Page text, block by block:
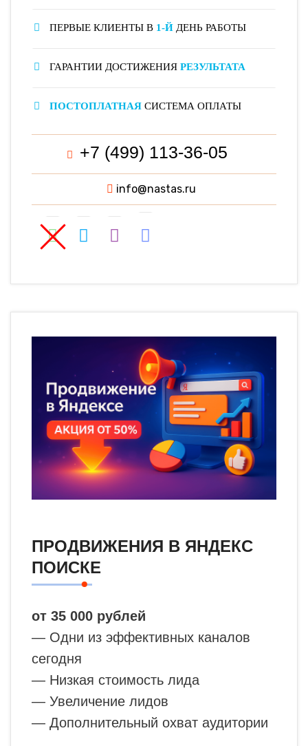
ПЕРВЫЕ КЛИЕНТЫ В 1-Й ДЕНЬ РАБОТЫ
ГАРАНТИИ ДОСТИЖЕНИЯ РЕЗУЛЬТАТА
ПОСТОПЛАТНАЯ СИСТЕМА ОПЛАТЫ
+7 (499) 113-36-05
info@nastas.ru
ПРОДВИЖЕНИЯ В ЯНДЕКС
ПОИСКЕ
от 35 000 рублей
— Одни из эффективных каналов
сегодня
— Низкая стоимость лида
— Увеличение лидов
— Дополнительный охват аудитории